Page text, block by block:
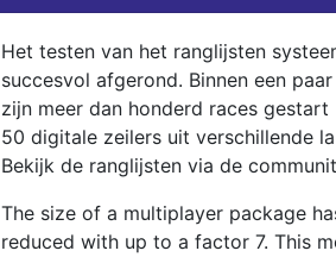
Het testen van het ranglijsten
succesvol afgerond. Binnen een
zijn meer dan honderd races gestart
50 digitale zeilers uit verschillende
Bekijk de ranglijsten via de
The size of a multiplayer package
reduced with up to a factor 7. This